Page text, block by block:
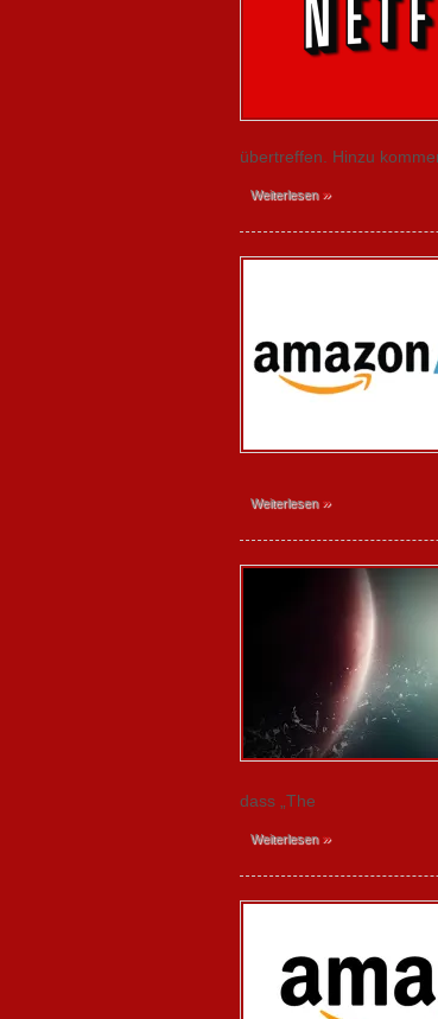
übertreffen. Hinzu
Weiterlesen »
Weiterlesen »
dass „The
Weiterlesen »